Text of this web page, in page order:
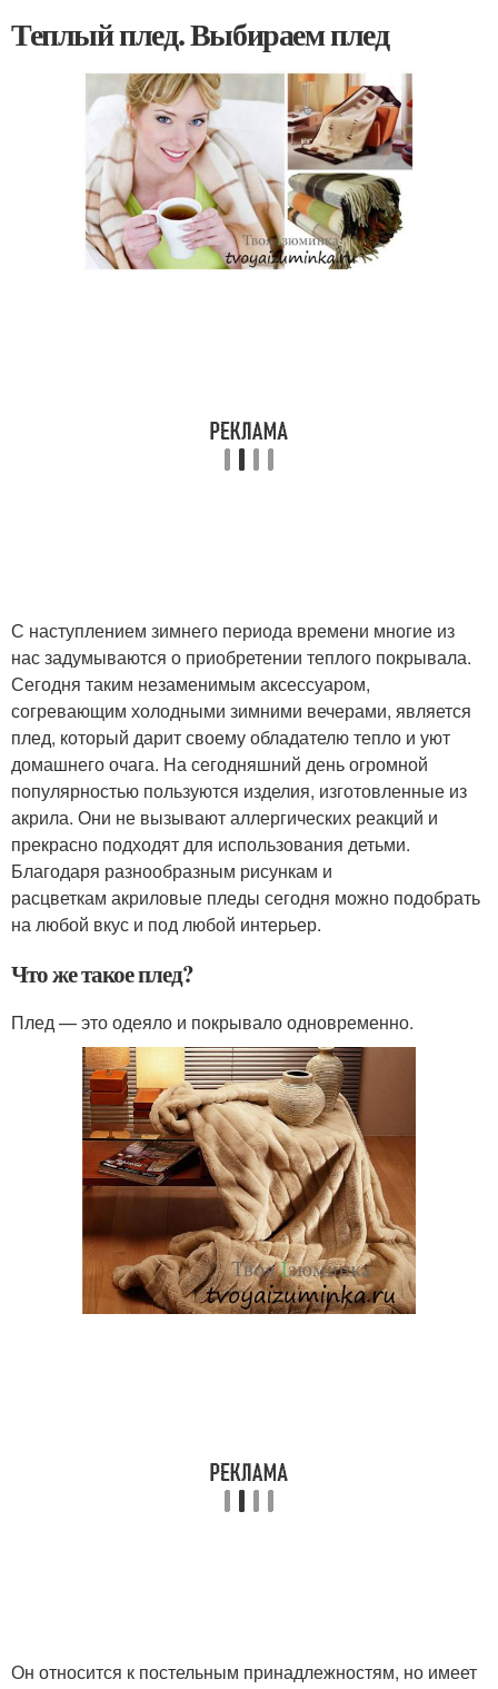
Теплый плед. Выбираем плед
С наступлением зимнего периода времени многие из
нас задумываются о приобретении теплого покрывала.
Сегодня таким незаменимым аксессуаром,
согревающим холодными зимними вечерами, является
плед, который дарит своему обладателю тепло и уют
домашнего очага. На сегодняшний день огромной
популярностью пользуются изделия, изготовленные из
акрила. Они не вызывают аллергических реакций и
прекрасно подходят для использования детьми.
Благодаря разнообразным рисункам и
расцветкам акриловые пледы сегодня можно подобрать
на любой вкус и под любой интерьер.
Что же такое плед?
Плед — это одеяло и покрывало одновременно.
Он относится к постельным принадлежностям, но имеет